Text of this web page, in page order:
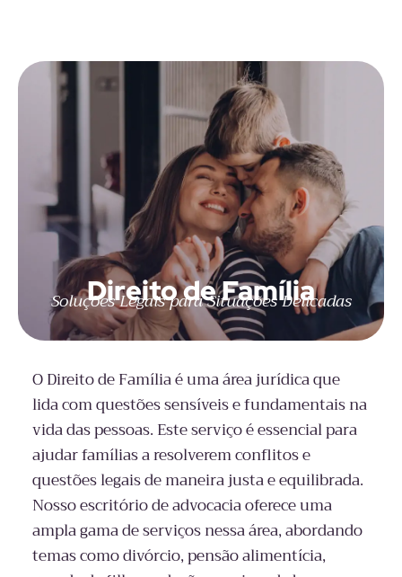
Direito de Família
Soluções Legais para Situações Delicadas
O Direito de Família é uma área jurídica que
lida com questões sensíveis e fundamentais na
vida das pessoas. Este serviço é essencial para
ajudar famílias a resolverem conflitos e
questões legais de maneira justa e equilibrada.
Nosso escritório de advocacia oferece uma
ampla gama de serviços nessa área, abordando
temas como divórcio, pensão alimentícia,